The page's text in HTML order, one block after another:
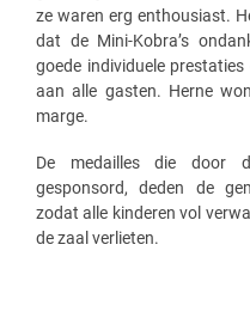
ze waren erg enthousiast.
dat de Mini-Kobra’s
goede individuele
aan alle gasten. Herne
marge.
De medailles die door
gesponsord, deden de
zodat alle kinderen vol
de zaal verlieten.